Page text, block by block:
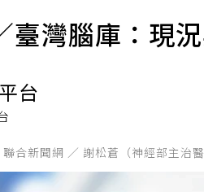
臺灣腦庫：現
台
聯合新聞網 ／ 謝松蒼（神經部主治